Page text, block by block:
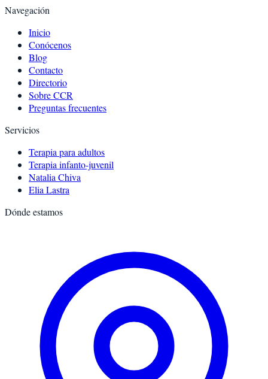
Navegación
Inicio
Conócenos
Blog
Contacto
Directorio
Sobre CCR
Preguntas frecuentes
Servicios
Terapia para adultos
Terapia infanto-juvenil
Natalia Chiva
Elia Lastra
Dónde estamos